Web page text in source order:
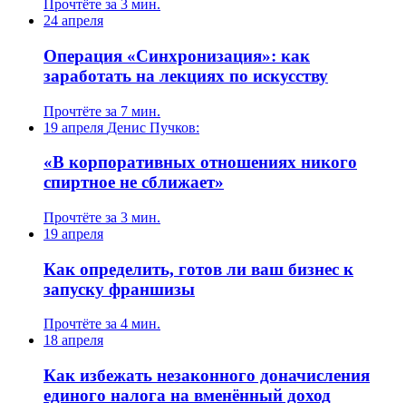
Прочтёте за 3 мин.
24 апреля
Операция «Синхронизация»: как
заработать на лекциях по искусству
Прочтёте за 7 мин.
19 апреля Денис Пучков:
«В корпоративных отношениях никого
спиртное не сближает»
Прочтёте за 3 мин.
19 апреля
Как определить, готов ли ваш бизнес к
запуску франшизы
Прочтёте за 4 мин.
18 апреля
Как избежать незаконного доначисления
единого налога на вменённый доход